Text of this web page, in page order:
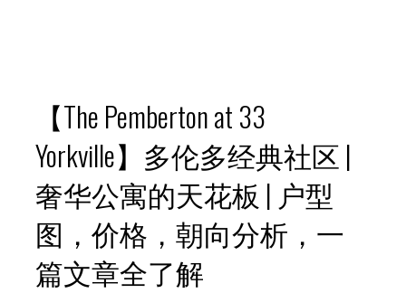
【The Pemberton at 33
Yorkville】多伦多经典社区 |
奢华公寓的天花板 | 户型
图，价格，朝向分析，一
篇文章全了解